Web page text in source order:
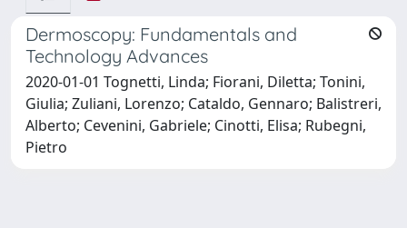
Dermoscopy: Fundamentals and
Technology Advances
2020-01-01 Tognetti, Linda; Fiorani, Diletta; Tonini,
Giulia; Zuliani, Lorenzo; Cataldo, Gennaro; Balistreri,
Alberto; Cevenini, Gabriele; Cinotti, Elisa; Rubegni,
Pietro